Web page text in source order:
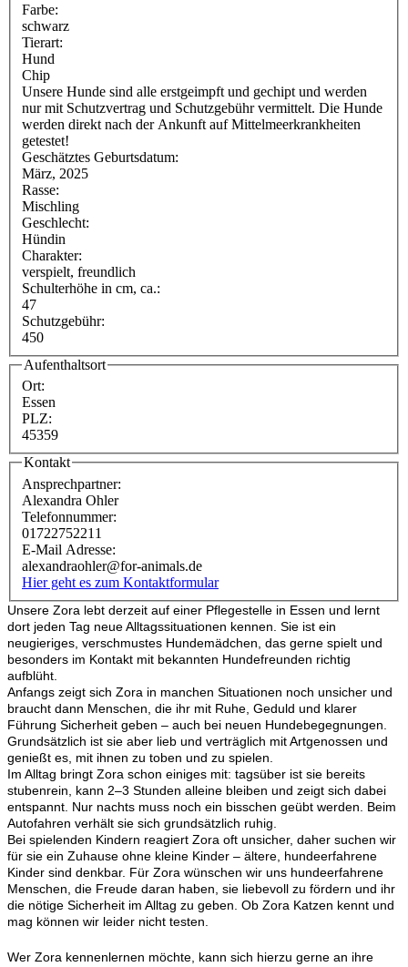
Farbe:
schwarz
Tierart:
Hund
Chip
Unsere Hunde sind alle erstgeimpft und gechipt und werden
nur mit Schutzvertrag und Schutzgebühr vermittelt. Die Hunde
werden direkt nach der Ankunft auf Mittelmeerkrankheiten
getestet!
Geschätztes Geburtsdatum:
März, 2025
Rasse:
Mischling
Geschlecht:
Hündin
Charakter:
verspielt, freundlich
Schulterhöhe in cm, ca.:
47
Schutzgebühr:
450
Aufenthaltsort
Ort:
Essen
PLZ:
45359
Kontakt
Ansprechpartner:
Alexandra Ohler
Telefonnummer:
01722752211
E-Mail Adresse:
alexandraohler@for-animals.de
Hier geht es zum Kontaktformular
Unsere Zora lebt derzeit auf einer Pflegestelle in Essen und lernt
dort jeden Tag neue Alltagssituationen kennen. Sie ist ein
neugieriges, verschmustes Hundemädchen, das gerne spielt und
besonders im Kontakt mit bekannten Hundefreunden richtig
aufblüht.
Anfangs zeigt sich Zora in manchen Situationen noch unsicher und
braucht dann Menschen, die ihr mit Ruhe, Geduld und klarer
Führung Sicherheit geben – auch bei neuen Hundebegegnungen.
Grundsätzlich ist sie aber lieb und verträglich mit Artgenossen und
genießt es, mit ihnen zu toben und zu spielen.
Im Alltag bringt Zora schon einiges mit: tagsüber ist sie bereits
stubenrein, kann 2–3 Stunden alleine bleiben und zeigt sich dabei
entspannt. Nur nachts muss noch ein bisschen geübt werden. Beim
Autofahren verhält sie sich grundsätzlich ruhig.
Bei spielenden Kindern reagiert Zora oft unsicher, daher suchen wir
für sie ein Zuhause ohne kleine Kinder – ältere, hundeerfahrene
Kinder sind denkbar. Für Zora wünschen wir uns hundeerfahrene
Menschen, die Freude daran haben, sie liebevoll zu fördern und ihr
die nötige Sicherheit im Alltag zu geben. Ob Zora Katzen kennt und
mag können wir leider nicht testen.
Wer Zora kennenlernen möchte, kann sich hierzu gerne an ihre